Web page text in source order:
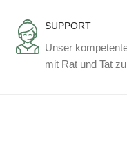
SUPPORT
Unser
mit Rat und Tat